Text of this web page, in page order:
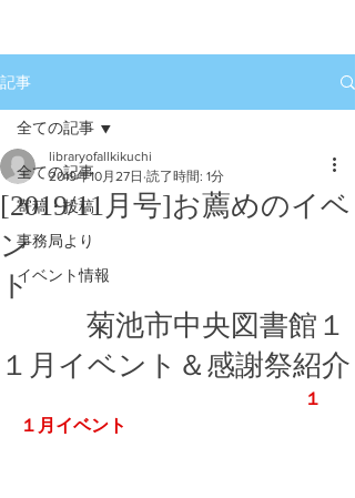
記事
全ての記事
寄稿・投稿
事務局より
イベント情報
全ての記事
[2019/11月号]お薦めのイベ
ン
ト
菊池市中央図書館１
１月イベント＆感謝祭紹介
libraryofallkikuchi
2019年10月27日 読了時間: 1分
１
１月イベント